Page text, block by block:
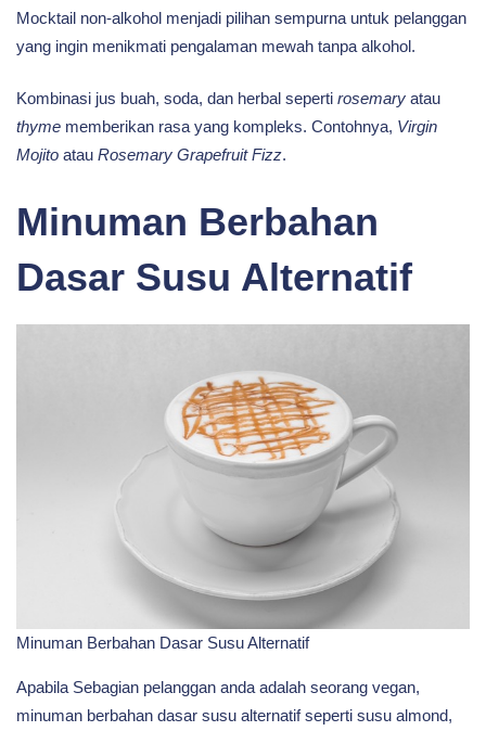
Mocktail non-alkohol menjadi pilihan sempurna untuk pelanggan
yang ingin menikmati pengalaman mewah tanpa alkohol.
Kombinasi jus buah, soda, dan herbal seperti rosemary atau
thyme memberikan rasa yang kompleks. Contohnya, Virgin
Mojito atau Rosemary Grapefruit Fizz.
Minuman Berbahan
Dasar Susu Alternatif
Minuman Berbahan Dasar Susu Alternatif
Apabila Sebagian pelanggan anda adalah seorang vegan,
minuman berbahan dasar susu alternatif seperti susu almond,